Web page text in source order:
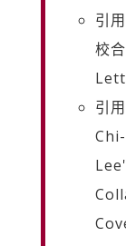
引
校
引